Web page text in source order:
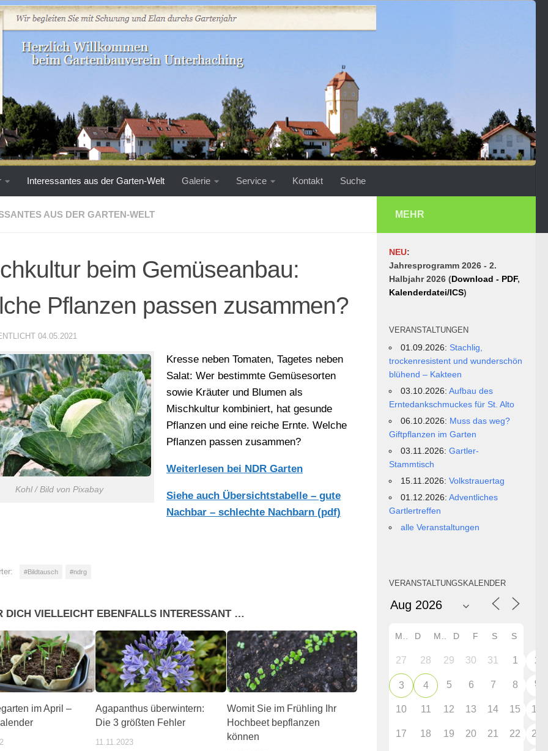
Interessantes aus der Garten-Welt Galerie Service Kontakt Suche
AUS DER GARTEN-WELT
beim Gemüseanbau:
Pflanzen passen zusammen?
04.05.2021
Kohl / Bild von Pixabay
Kresse neben Tomaten, Tagetes neben
Salat: Wer bestimmte Gemüsesorten
sowie Kräuter und Blumen als
Mischkultur kombiniert, hat gesunde
Pflanzen und eine reiche Ernte. Welche
Pflanzen passen zusammen?
Weiterlesen bei NDR Garten
Siehe auch Übersichtstabelle – gute
Nachbar – schlechte Nachbarn (pdf)
#Bildtausch #ndrg
DICH VIELLEICHT EBENFALLS INTERESSANT …
im April –
Agapanthus überwintern:
Die 3 größten Fehler
11.11.2023
Womit Sie im Frühling Ihr
Hochbeet bepflanzen
können
MEHR
NEU:
Jahresprogramm 2026 - 2.
Halbjahr 2026 (Download - PDF,
Kalenderdatei/ICS)
VERANSTALTUNGEN
01.09.2026: Stachlig,
trockenresistent und wunderschön
blühend – Kakteen
03.10.2026:Aufbau des
Erntedankschmuckes für St. Alto
06.10.2026: Muss das weg?
Giftpflanzen im Garten
03.11.2026:Gartler-
Stammtisch
15.11.2026:Volkstrauertag
01.12.2026:Adventliches
Gartlertreffen
alle Veranstaltungen
VERANSTALTUNGSKALENDER
D D F S S
27 28 29 30 31 1 2
3 4 5 6 7 8 9
10 11 12 13 14 15 16
17 18 19 20 21 22 23